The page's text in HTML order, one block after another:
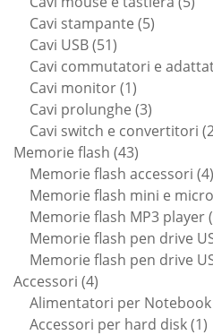
Cavi stampante 55
Cavi USB 5151
prodotti
Cavi commutatori e
Cavi monitor 11
prodotto
Cavi prolunghe 33
prodotti
Cavi switch e convertitori
Memorie flash 4343
prodotti
Memorie flash accessori 44
Memorie flash mini e
Memorie flash MP3 player
Memorie flash pen drive
Memorie flash pen drive
Accessori 44
prodotti
Alimentatori per Notebook
Accessori per hard disk 11